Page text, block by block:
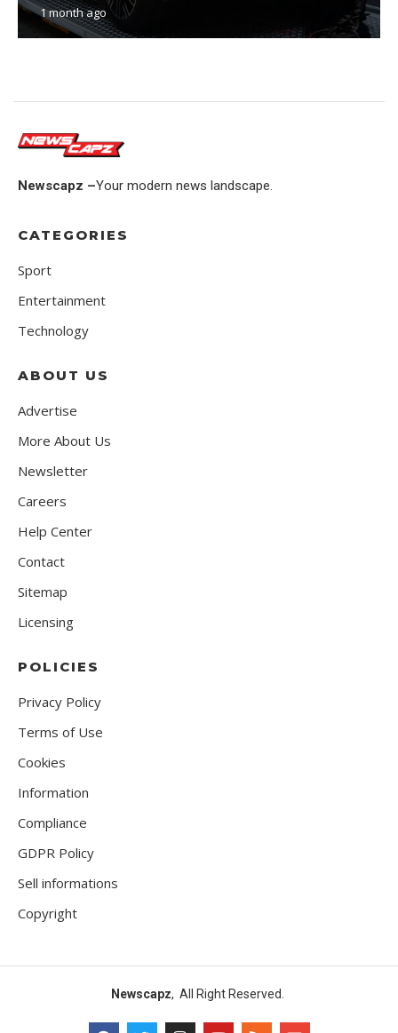
1 month ago
Newscapz –Your modern news landscape.
CATEGORIES
Sport
Entertainment
Technology
ABOUT US
Advertise
More About Us
Newsletter
Careers
Help Center
Contact
Sitemap
Licensing
POLICIES
Privacy Policy
Terms of Use
Cookies
Information
Compliance
GDPR Policy
Sell informations
Copyright
Newscapz, All Right Reserved.